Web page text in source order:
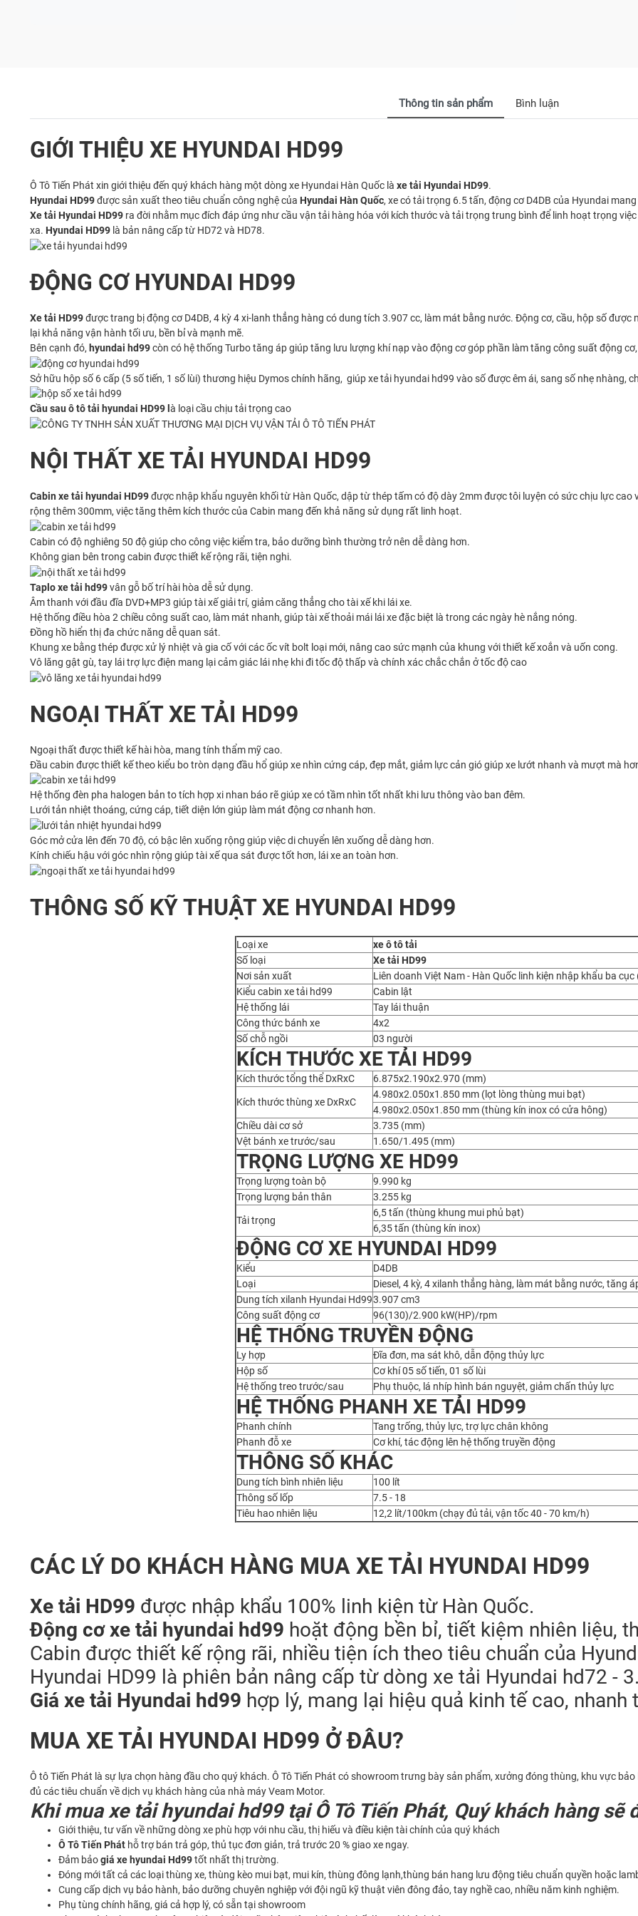
Thông tin sản phẩm Bình luận
GIỚI THIỆU XE HYUNDAI HD99
Ô Tô Tiến Phát xin giới thiệu đến quý khách hàng một dòng xe Hyundai Hàn Quốc là xe tải Hyundai HD99.
Hyundai HD99được sản xuất theo tiêu chuẩn công nghệ của Hyundai Hàn Quốc, xe có tải trọng 6.5 tấn, động cơ D4DB của Hyundai
Xe tải Hyundai HD99 ra đời nhằm mục đích đáp ứng như cầu vận tải hàng hóa với kích thước và tải trọng trung bình để linh hoạt trọng
xa. Hyundai HD99 là bản nâng cấp từ HD72 và HD78.
ĐỘNG CƠ HYUNDAI HD99
Xe tải HD99được trang bị động cơ D4DB, 4 kỳ 4 xi-lanh thẳng hàng có dung tích 3.907 cc, làm mát bằng nước. Động cơ, cầu, hộp số
lại khả năng vận hành tối ưu, bền bỉ và mạnh mẽ.
Bên cạnh đó, hyundai hd99còn có hệ thống Turbo tăng áp giúp tăng lưu lượng khí nạp vào động cơ góp phần làm tăng công suất động
Sở hữu hộp số 6 cấp (5 số tiến, 1 số lùi) thương hiệu Dymos chính hãng, giúp xe tải hyundai hd99 vào số được êm ái, sang số nhẹ nhàng,
Cầu sau ô tô tải hyundai HD99 l à loại cầu chịu tải trọng cao
NỘI THẤT XE TẢI HYUNDAI HD99
Cabin xe tải hyundai HD99được nhập khẩu nguyên khối từ Hàn Quốc, dập từ thép tấm có độ dày 2mm được tôi luyện có sức chịu lực
rộng thêm 300mm, việc tăng thêm kích thước của Cabin mang đến khả năng sử dụng rất linh hoạt.
Cabin có độ nghiêng 50 độ giúp cho công việc kiểm tra, bảo dưỡng bình thường trở nên dễ dàng hơn.
Không gian bên trong cabin được thiết kế rộng rãi, tiện nghi.
Taplo xe tải hd99vân gỗ bố trí hài hòa dễ sử dụng.
Âm thanh với đầu đĩa DVD+MP3 giúp tài xế giải trí, giảm căng thẳng cho tài xế khi lái xe.
Hệ thống điều hòa 2 chiều công suất cao, làm mát nhanh, giúp tài xế thoải mái lái xe đặc biệt là trong các ngày hè nắng nóng.
Đồng hồ hiển thị đa chức năng dễ quan sát.
Khung xe bằng thép được xử lý nhiệt và gia cố với các ốc vít bolt loại mới, nâng cao sức mạnh của khung với thiết kế xoắn và uốn cong.
Vô lăng gật gù, tay lái trợ lực điện mang lại cảm giác lái nhẹ khi đi tốc độ thấp và chính xác chắc chắn ở tốc độ cao
NGOẠI THẤT XE TẢI HD99
Ngoại thất được thiết kế hài hòa, mang tính thẩm mỹ cao.
Đầu cabin được thiết kế theo kiểu bo tròn dạng đầu hổ giúp xe nhìn cứng cáp, đẹp mắt, giảm lực cản gió giúp xe lướt nhanh và mượt mà
Hệ thống đèn pha halogen bản to tích hợp xi nhan báo rẽ giúp xe có tầm nhìn tốt nhất khi lưu thông vào ban đêm.
Lưới tản nhiệt thoáng, cứng cáp, tiết diện lớn giúp làm mát động cơ nhanh hơn.
Góc mở cửa lên đến 70 độ, có bậc lên xuống rộng giúp việc di chuyển lên xuống dễ dàng hơn.
Kính chiếu hậu với góc nhìn rộng giúp tài xế qua sát được tốt hơn, lái xe an toàn hơn.
THÔNG SỐ KỸ THUẬT XE HYUNDAI HD99
Loại xe
xe ô tô tải
Số loại
Xe tải HD99
Nơi sản xuất
Liên doanh Việt Nam - Hàn Quốc linh kiện nhập khẩu ba cục
Kiểu cabin xe tải hd99
Cabin lật
Hệ thống lái
Tay lái thuận
Công thức bánh xe
4x2
Số chỗ ngồi
03 người
KÍCH THƯỚC XE TẢI HD99
Kích thước tổng thể DxRxC 6.875x2.190x2.970 (mm)
Kích thước thùng xe DxRxC
4.980x2.050x1.850 mm (lọt lòng thùng mui bạt)
4.980x2.050x1.850 mm (thùng kín inox có cửa hông)
Chiều dài cơ sở
3.735 (mm)
Vệt bánh xe trước/sau
1.650/1.495 (mm)
TRỌNG LƯỢNG XE HD99
Trọng lượng toàn bộ
9.990 kg
Trọng lượng bản thân
3.255 kg
Tải trọng
6,5 tấn (thùng khung mui phủ bạt)
6,35 tấn (thùng kín inox)
ĐỘNG CƠ XE HYUNDAI HD99
Kiểu
D4DB
Loại
Diesel, 4 kỳ, 4 xilanh thẳng hàng, làm mát bằng nước, tăng
Dung tích xilanh Hyundai Hd993.907 cm3
Công suất động cơ
96(130)/2.900 kW(HP)/rpm
HỆ THỐNG TRUYỀN ĐỘNG
Ly hợp
Đĩa đơn, ma sát khô, dẫn động thủy lực
Hộp số
Cơ khí 05 số tiến, 01 số lùi
Hệ thống treo trước/sau
Phụ thuộc, lá nhíp hình bán nguyệt, giảm chấn thủy lực
HỆ THỐNG PHANH XE TẢI HD99
Phanh chính
Tang trống, thủy lực, trợ lực chân không
Phanh đỗ xe
Cơ khí, tác động lên hệ thống truyền động
THÔNG SỐ KHÁC
Dung tích bình nhiên liệu
100 lít
Thông số lốp
7.5 - 18
Tiêu hao nhiên liệu
12,2 lít/100km (chạy đủ tải, vận tốc 40 - 70 km/h)
CÁC LÝ DO KHÁCH HÀNG MUA XE TẢI HYUNDAI HD99
Xe tải HD99 được nhập khẩu 100% linh kiện từ Hàn Quốc.
Động cơ xe tải hyundai hd99 hoặt động bền bỉ, tiết kiệm nhiên liệu,
Cabin được thiết kế rộng rãi, nhiều tiện ích theo tiêu chuẩn của
Hyundai HD99 là phiên bản nâng cấp từ dòng xe tải Hyundai hd72 -
Giá xe tải Hyundai hd99 hợp lý, mang lại hiệu quả kinh tế cao,
MUA XE TẢI HYUNDAI HD99 Ở ĐÂU?
Ô tô Tiến Phát là sự lựa chọn hàng đầu cho quý khách. Ô Tô Tiến Phát có showroom trưng bày sản phẩm, xưởng đóng thùng, khu vực
đủ các tiêu chuẩn về dịch vụ khách hàng của nhà máy Veam Motor.
Khi mua xe tải hyundai hd99 tại Ô Tô Tiến Phát, Quý khách hàng
Giới thiệu, tư vấn về những dòng xe phù hợp với nhu cầu, thị hiếu và điều kiện tài chính của quý khách
Ô Tô Tiến Phát hỗ trợ bán trả góp, thủ tục đơn giản, trả trước 20 % giao xe ngay.
Đảm bảogiá xe hyundai Hd99tốt nhất thị trường.
Đóng mới tất cả các loại thùng xe, thùng kèo mui bạt, mui kín, thùng đông lạnh,thùng bán hang lưu động tiêu chuẩn quyền hoặc
Cung cấp dịch vụ bảo hành, bảo dưỡng chuyên nghiệp với đội ngũ kỹ thuật viên đông đảo, tay nghề cao, nhiều năm kinh nghiệm.
Phụ tùng chính hãng, giá cả hợp lý, có sẵn tại showroom